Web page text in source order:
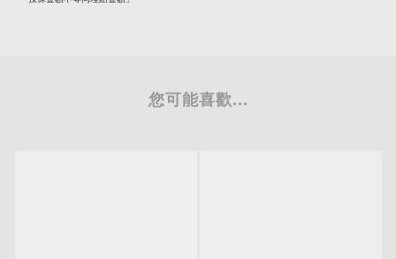
您可能喜歡...